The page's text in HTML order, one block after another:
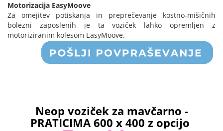
Motorizacija EasyMoove
Za omejitev potiskanja in preprečevanje kostno-mišičnih
bolezni zaposlenih je ta voziček lahko opremljen z
motoriziranim kolesom EasyMoove.
Neop voziček za mavčarno -
PRATICIMA 600 x 400 z opcijo